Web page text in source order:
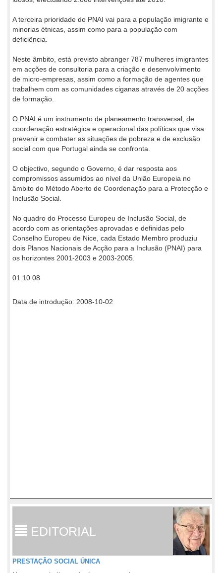
A terceira prioridade do PNAI vai para a população imigrante e
minorias étnicas, assim como para a população com
deficiência.
Neste âmbito, está previsto abranger 787 mulheres imigrantes
em acções de consultoria para a criação e desenvolvimento
de micro-empresas, assim como a formação de agentes que
trabalhem com as comunidades ciganas através de 20 acções
de formação.
O PNAI é um instrumento de planeamento transversal, de
coordenação estratégica e operacional das políticas que visa
prevenir e combater as situações de pobreza e de exclusão
social com que Portugal ainda se confronta.
O objectivo, segundo o Governo, é dar resposta aos
compromissos assumidos ao nível da União Europeia no
âmbito do Método Aberto de Coordenação para a Protecção e
Inclusão Social.
No quadro do Processo Europeu de Inclusão Social, de
acordo com as orientações aprovadas e definidas pelo
Conselho Europeu de Nice, cada Estado Membro produziu
dois Planos Nacionais de Acção para a Inclusão (PNAI) para
os horizontes 2001-2003 e 2003-2005.
01.10.08
Data de introdução: 2008-10-02
EDITORIAL
PRESTAÇÃO SOCIAL ÚNICA